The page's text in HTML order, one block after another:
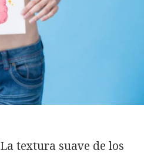
La textura suave de los